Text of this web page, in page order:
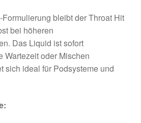
bleibt der Throat Hit
bei höheren
Das Liquid ist sofort
Wartezeit oder Mischen
sich ideal für Podsysteme und